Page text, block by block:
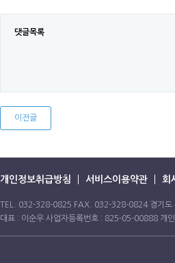
댓글목록
이전글
개인정보취급방침 서비스이용약관 회
TEL. 032-328-0825 FAX. 032-328-0824 경기도
대표 : 이순우 사업자등록번호 : 825-05-00888 개